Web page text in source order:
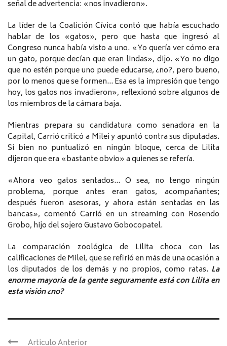
señal de advertencia: «nos invadieron».
La líder de la Coalición Cívica contó que había escuchado
hablar de los «gatos», pero que hasta que ingresó al
Congreso nunca había visto a uno. «Yo quería ver cómo era
un gato, porque decían que eran lindas», dijo. «Yo no digo
que no estén porque uno puede educarse, ¿no?, pero bueno,
por lo menos que se formen… Esa es la impresión que tengo
hoy, los gatos nos invadieron», reflexionó sobre algunos de
los miembros de la cámara baja.
Mientras prepara su candidatura como senadora en la
Capital, Carrió criticó a Milei y apuntó contra sus diputadas.
Si bien no puntualizó en ningún bloque, cerca de Lilita
dijeron que era «bastante obvio» a quienes se refería.
«Ahora veo gatos sentados… O sea, no tengo ningún
problema, porque antes eran gatos, acompañantes;
después fueron asesoras, y ahora están sentadas en las
bancas», comentó Carrió en un streaming con Rosendo
Grobo, hijo del sojero Gustavo Gobocopatel.
La comparación zoológica de Lilita choca con las
calificaciones de Milei, que se refirió en más de una ocasión a
los diputados de los demás y no propios, como ratas. La
enorme mayoría de la gente seguramente está con Lilita en
esta visión ¿no?
Articulo Anterior